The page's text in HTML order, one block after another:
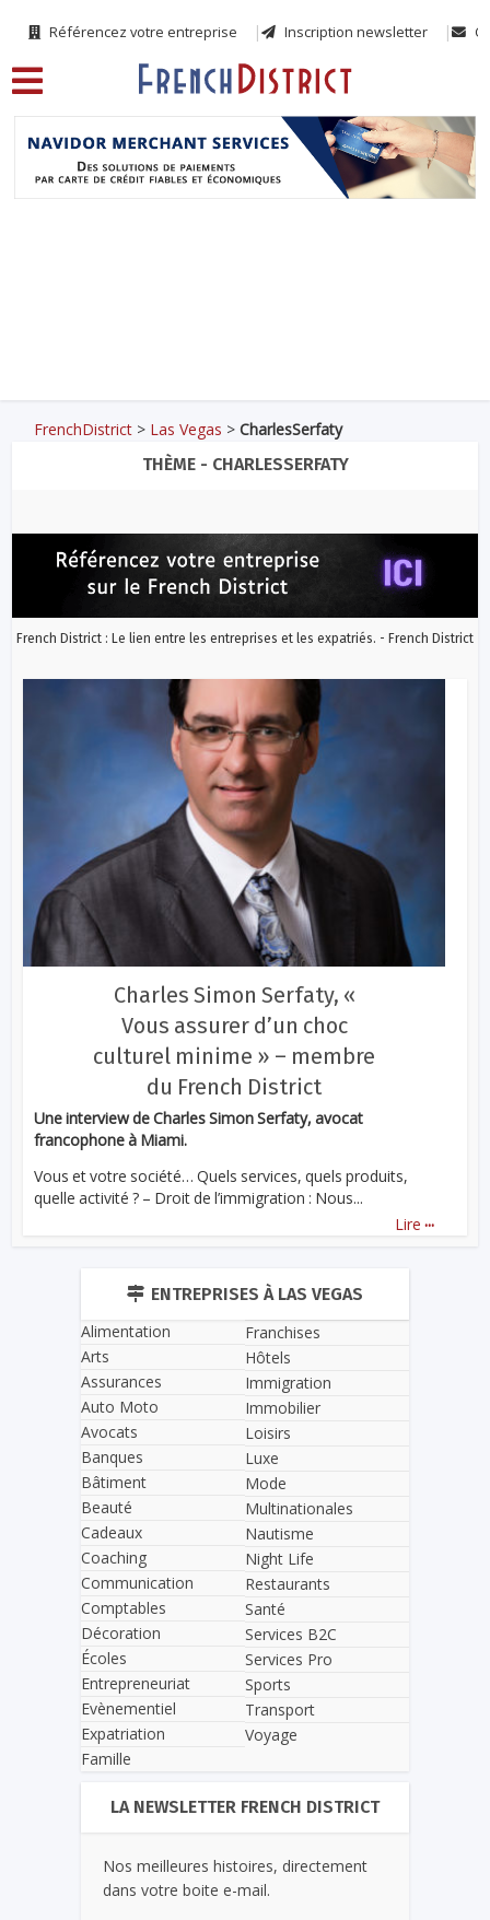
Référencez votre entreprise Inscription newsletter
FrenchDistrict > Las Vegas >CharlesSerfaty
THÈME - CHARLESSERFATY
French District : Le lien entre les entreprises et les expatriés. - French District
Charles Simon Serfaty, «
Vous assurer d’un choc
culturel minime » – membre
du French District
Une interview de Charles Simon Serfaty, avocat
francophone à Miami.
Vous et votre société… Quels services, quels produits,
quelle activité ? – Droit de l’immigration : Nous...
Lire ...
ENTREPRISES À LAS VEGAS
Alimentation
Arts
Assurances
Auto Moto
Avocats
Banques
Bâtiment
Beauté
Cadeaux
Coaching
Communication
Comptables
Décoration
Écoles
Entrepreneuriat
Evènementiel
Expatriation
Famille
Franchises
Hôtels
Immigration
Immobilier
Loisirs
Luxe
Mode
Multinationales
Nautisme
Night Life
Restaurants
Santé
Services B2C
Services Pro
Sports
Transport
Voyage
LA NEWSLETTER FRENCH DISTRICT
Nos meilleures histoires, directement
dans votre boite e-mail.